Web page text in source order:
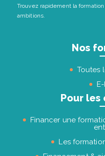
Trouvez rapidement la
ambitions.
Nos
Toutes
Pour les
Financer une
Les